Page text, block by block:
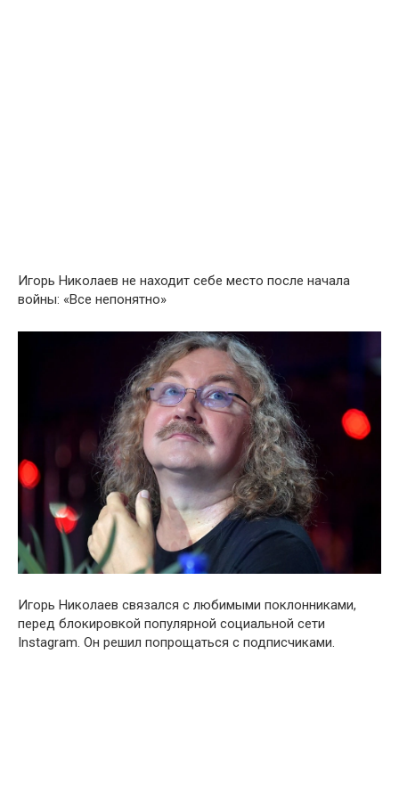
Игoрь Hиколаев не находит себе место после начала
войны: «Все непонятно»
Игорь Николаев связался с любимыми поклонниками,
перед блокировкой популярной социальной сети
Instаgram. Он решил попрощаться с подписчиками.